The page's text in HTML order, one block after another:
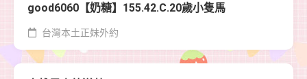
good6060【奶糖】155.42.C.20歲小隻馬
台灣本土正妹外約